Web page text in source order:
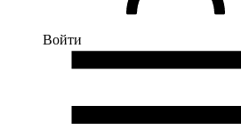
Войти